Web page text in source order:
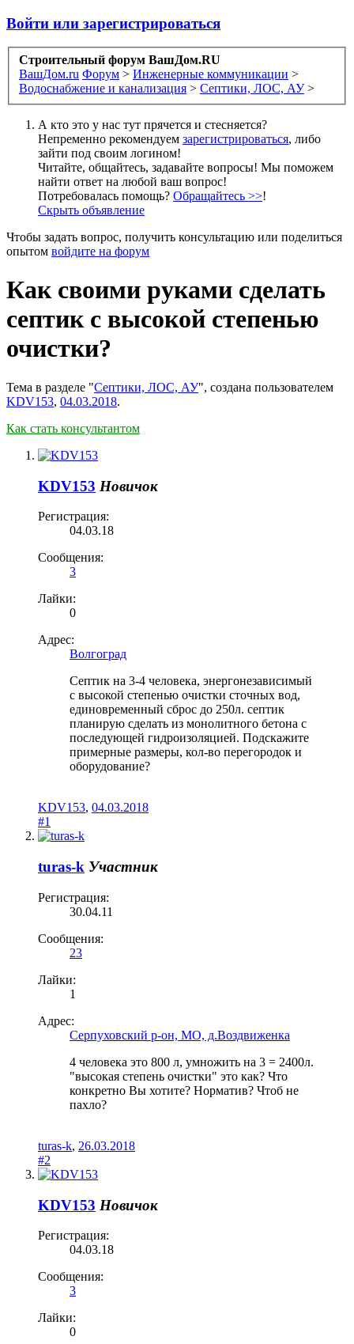
Войти или зарегистрироваться
Строительный форум ВашДом.RU
ВашДом.ru Форум > Инженерные коммуникации >
Водоснабжение и канализация > Септики, ЛОС, АУ >
А кто это у нас тут прячется и стесняется?
Непременно рекомендуем зарегистрироваться, либо
зайти под своим логином!
Читайте, общайтесь, задавайте вопросы! Мы поможем
найти ответ на любой ваш вопрос!
Потребовалась помощь? Обращайтесь >>!
Скрыть объявление
Чтобы задать вопрос, получить консультацию или поделиться
опытом войдите на форум
Как своими руками сделать
септик с высокой степенью
очистки?
Тема в разделе "Септики, ЛОС, АУ", создана пользователем
KDV153, 04.03.2018.
Как стать консультантом
KDV153 Новичок
Регистрация:
04.03.18
Сообщения:
3
Лайки:
0
Адрес:
Волгоград
Септик на 3-4 человека, энергонезависимый
с высокой степенью очистки сточных вод,
единовременный сброс до 250л. септик
планирую сделать из монолитного бетона с
последующей гидроизоляцией. Подскажите
примерные размеры, кол-во перегородок и
оборудование?
KDV153, 04.03.2018
#1
turas-k Участник
Регистрация:
30.04.11
Сообщения:
23
Лайки:
1
Адрес:
Серпуховский р-он, МО, д.Воздвиженка
4 человека это 800 л, умножить на 3 = 2400л.
"высокая степень очистки" это как? Что
конкретно Вы хотите? Норматив? Чтоб не
пахло?
turas-k, 26.03.2018
#2
KDV153 Новичок
Регистрация:
04.03.18
Сообщения:
3
Лайки:
0